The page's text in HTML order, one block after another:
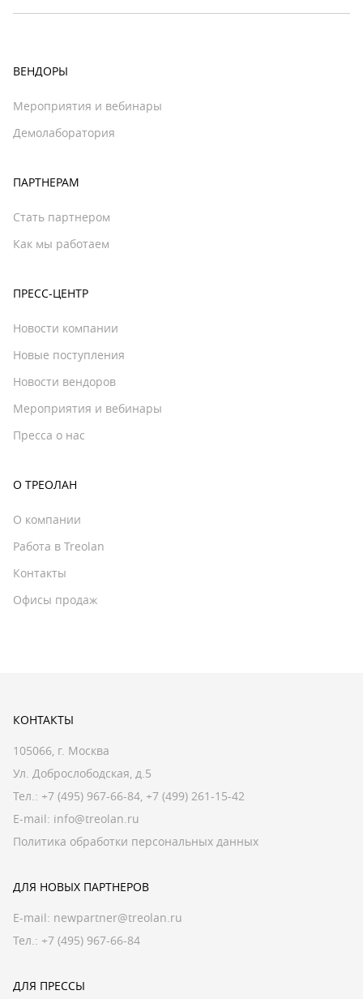
ВЕНДОРЫ
Мероприятия и вебинары
Демолаборатория
ПАРТНЕРАМ
Стать партнером
Как мы работаем
ПРЕСС-ЦЕНТР
Новости компании
Новые поступления
Новости вендоров
Мероприятия и вебинары
Пресса о нас
О ТРЕОЛАН
О компании
Работа в Treolan
Контакты
Офисы продаж
КОНТАКТЫ
105066, г. Москва
Ул. Доброслободская, д.5
Тел.: +7 (495) 967-66-84, +7 (499) 261-15-42
E-mail: info@treolan.ru
Политика обработки персональных данных
ДЛЯ НОВЫХ ПАРТНЕРОВ
E-mail: newpartner@treolan.ru
Тел.: +7 (495) 967-66-84
ДЛЯ ПРЕССЫ